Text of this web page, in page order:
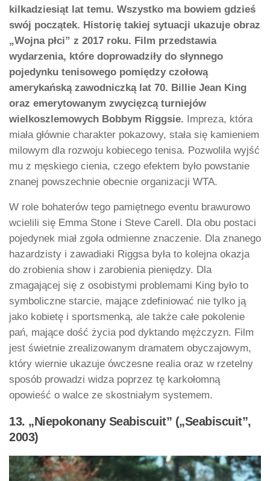
kilkadziesiąt lat temu. Wszystko ma bowiem gdzieś
swój początek. Historię takiej sytuacji ukazuje obraz
„Wojna płci” z 2017 roku. Film przedstawia
wydarzenia, które doprowadziły do słynnego
pojedynku tenisowego pomiędzy czołową
amerykańską zawodniczką lat 70. Billie Jean King
oraz emerytowanym zwycięzcą turniejów
wielkoszlemowych Bobbym Riggsie. Impreza, która
miała głównie charakter pokazowy, stała się kamieniem
milowym dla rozwoju kobiecego tenisa. Pozwoliła wyjść
mu z męskiego cienia, czego efektem było powstanie
znanej powszechnie obecnie organizacji WTA.
W role bohaterów tego pamiętnego eventu brawurowo
wcielili się Emma Stone i Steve Carell. Dla obu postaci
pojedynek miał zgoła odmienne znaczenie. Dla znanego
hazardzisty i zawadiaki Riggsa była to kolejna okazja
do zrobienia show i zarobienia pieniędzy. Dla
zmagającej się z osobistymi problemami King było to
symboliczne starcie, mające zdefiniować nie tylko ją
jako kobietę i sportsmenką, ale także całe pokolenie
pań, mające dość życia pod dyktando mężczyzn. Film
jest świetnie zrealizowanym dramatem obyczajowym,
który wiernie ukazuje ówczesne realia oraz w rzetelny
sposób prowadzi widza poprzez tę karkołomną
opowieść o walce ze skostniałym systemem.
13. „Niepokonany Seabiscuit” („Seabiscuit”,
2003)